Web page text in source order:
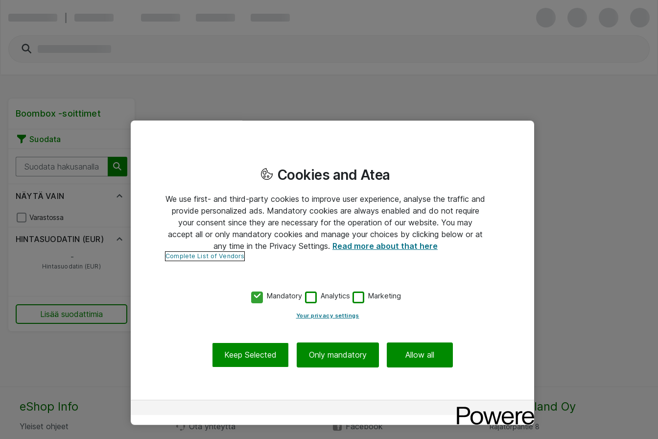
Boombox -soittimet
Suodata
NÄYTÄ VAIN
Varastossa
HINTASUODATIN (EUR)
-
Hintasuodatin (EUR)
Lisää suodattimia
Hinnat eivät sisällä arvonlisäveroa
eShop Info
Yleiset ohjeet Ota yhteyttä Facebook
Atea Finland Oy
Rajatorpantie 8
Cookies and Atea
We use first- and third-party cookies to improve user experience, analyse the traffic and
provide personalized ads. Mandatory cookies are always enabled and do not require
your consent since they are necessary for the operation of our website. You may
accept all or only mandatory cookies and manage your choices by clicking below or at
any time in the Privacy Settings. Read more about that here
Complete List of Vendors
Mandatory Analytics Marketing
Your privacy settings
Keep Selected Only mandatory Allow all